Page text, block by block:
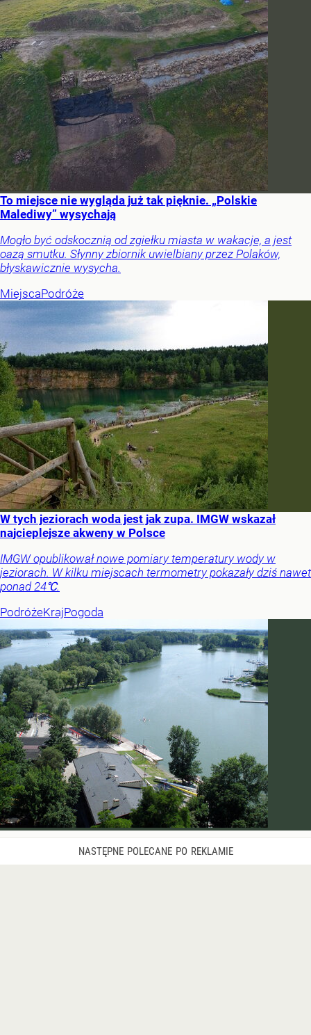
To miejsce nie wygląda już tak pięknie. „Polskie
Malediwy” wysychają
Mogło być odskocznią od zgiełku miasta w wakacje, a jest
oazą smutku. Słynny zbiornik uwielbiany przez Polaków,
błyskawicznie wysycha.
MiejscaPodróże
W tych jeziorach woda jest jak zupa. IMGW wskazał
najcieplejsze akweny w Polsce
IMGW opublikował nowe pomiary temperatury wody w
jeziorach. W kilku miejscach termometry pokazały dziś nawet
ponad 24℃.
PodróżeKrajPogoda